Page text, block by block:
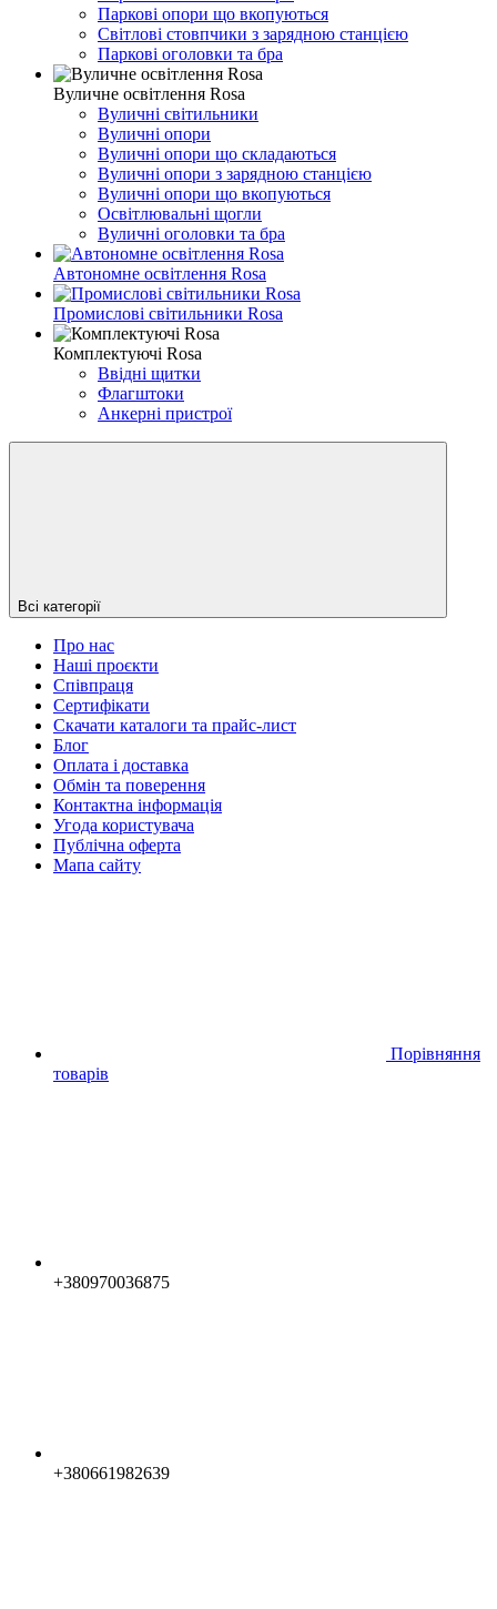
Паркові опори що вкопуються
Світлові стовпчики з зарядною станцією
Паркові оголовки та бра
Вуличне освітлення Rosa
Вуличні світильники
Вуличні опори
Вуличні опори що складаються
Вуличні опори з зарядною станцією
Вуличні опори що вкопуються
Освітлювальні щогли
Вуличні оголовки та бра
Автономне освітлення Rosa
Промислові світильники Rosa
Комплектуючі Rosa
Ввідні щитки
Флагштоки
Анкерні пристрої
Всі категорії
Про нас
Наші проєкти
Співпраця
Сертифікати
Скачати каталоги та прайс-лист
Блог
Оплата і доставка
Обмін та поверення
Контактна інформація
Угода користувача
Публічна оферта
Мапа сайту
Порівняння
товарів
+380970036875
+380661982639